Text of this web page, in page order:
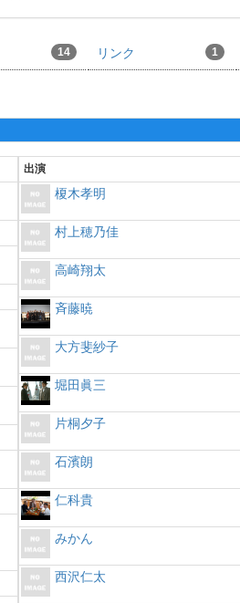
14 リンク 1
出演
榎木孝明
村上穂乃佳
高崎翔太
斉藤暁
大方斐紗子
堀田眞三
片桐夕子
石濱朗
仁科貴
みかん
西沢仁太